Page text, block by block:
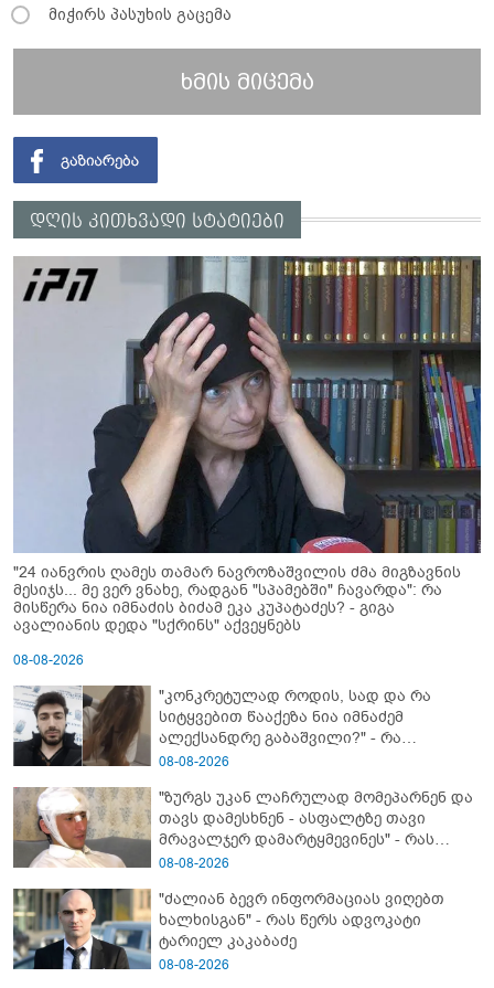
მიჭირს პასუხის გაცემა
ხმის მიცემა
დღის კითხვადი სტატიები
"24 იანვრის ღამეს თამარ ნავროზაშვილის ძმა მიგზავნის
მესიჯს... მე ვერ ვნახე, რადგან "სპამებში" ჩავარდა": რა
მისწერა ნია იმნაძის ბიძამ ეკა კუპატაძეს? - გიგა
ავალიანის დედა "სქრინს" აქვეყნებს
08-08-2026
"კონკრეტულად როდის, სად და რა
სიტყვებით წააქეზა ნია იმნაძემ
ალექსანდრე გაბაშვილი?" - რა
მიმართვას ავრცელებს ნია იმნაძის
08-08-2026
"ზურგს უკან ლაჩრულად მომეპარნენ და
თავს დამესხნენ - ასფალტზე თავი
მრავალჯერ დამარტყმევინეს" - რას
ჰყვება კურიერი, რომელსაც
გაუსწორდნენ?
08-08-2026
"ძალიან ბევრ ინფორმაციას ვიღებთ
ხალხისგან" - რას წერს ადვოკატი
ტარიელ კაკაბაძე
08-08-2026